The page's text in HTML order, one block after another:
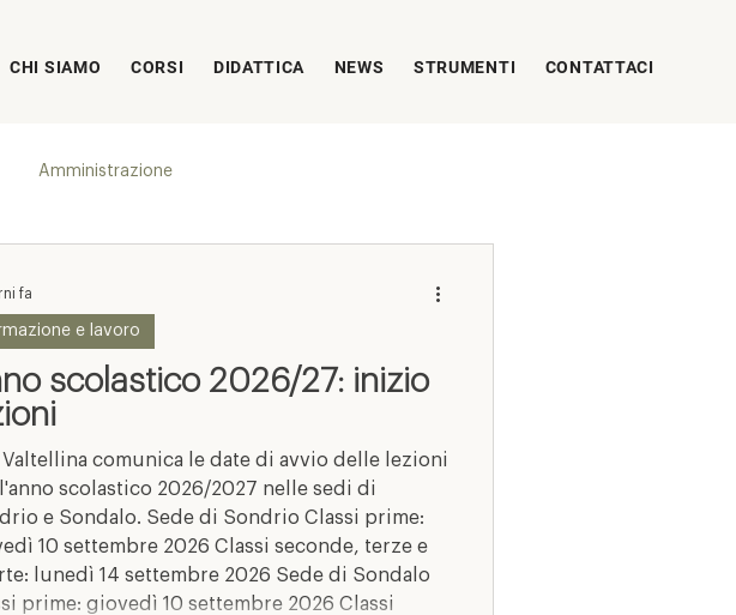
CHI SIAMO CORSI DIDATTICA NEWS STRUMENTI CONTATTACI
Amministrazione
scolastico 2026/27: inizio
Valtellina comunica le date di avvio delle lezioni
scolastico 2026/2027 nelle sedi di
e Sondalo. Sede di Sondrio Classi prime:
10 settembre 2026 Classi seconde, terze e
lunedì 14 settembre 2026 Sede di Sondalo
prime: giovedì 10 settembre 2026 Classi
e lavoro
fa